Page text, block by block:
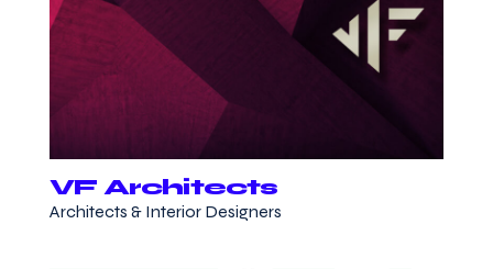
VF Architects
Architects & Interior Designers